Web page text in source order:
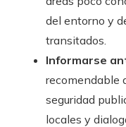
del entorno y
transitados.
Informarse
recomendable
seguridad
locales y